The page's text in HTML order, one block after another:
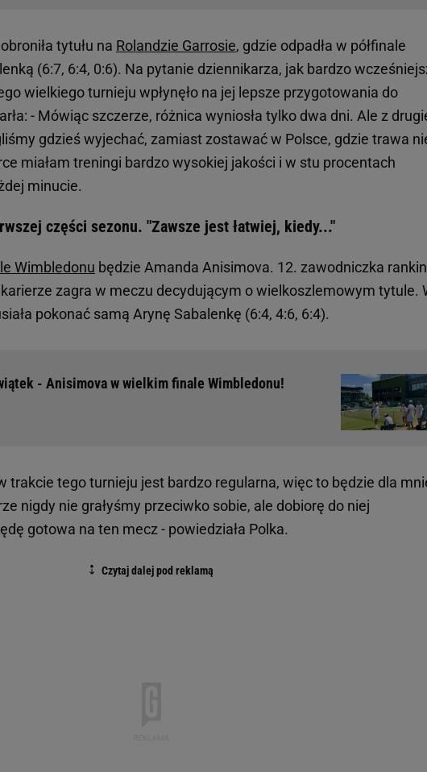
tytułu na Rolandzie Garrosie, gdzie odpadła w półfinale
(6:7, 6:4, 0:6). Na pytanie dziennikarza, jak bardzo
wielkiego turnieju wpłynęło na jej lepsze przygotowania do
- Mówiąc szczerze, różnica wyniosła tylko dwa dni. Ale z
gdzieś wyjechać, zamiast zostawać w Polsce, gdzie trawa
miałam treningi bardzo wysokiej jakości i w stu procentach
minucie.
części sezonu. "Zawsze jest łatwiej, kiedy..."
Wimbledonu będzie Amanda Anisimova. 12. zawodniczka
zagra w meczu decydującym o wielkoszlemowym tytule.
pokonać samą Arynę Sabalenkę (6:4, 4:6, 6:4).
- Anisimova w wielkim finale Wimbledonu!
trakcie tego turnieju jest bardzo regularna, więc to będzie dla
nigdy nie grałyśmy przeciwko sobie, ale dobiorę do niej
gotowa na ten mecz - powiedziała Polka.